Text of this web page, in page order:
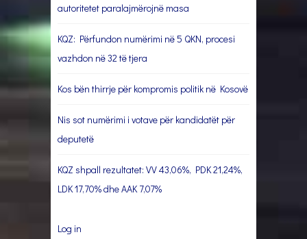
autoritetet paralajmërojnë masa
KQZ: Përfundon numërimi në 5 QKN, procesi
vazhdon në 32 të tjera
Kos bën thirrje për kompromis politik në Kosovë
Nis sot numërimi i votave për kandidatët për
deputetë
KQZ shpall rezultatet: VV 43,06%, PDK 21,24%,
LDK 17,70% dhe AAK 7,07%
Log in